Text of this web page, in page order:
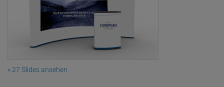
» 27 Slides ansehen